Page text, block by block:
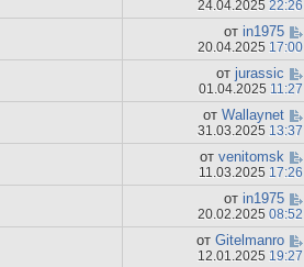
24.04.2025 22:26
от in1975
20.04.2025 17:00
от jurassic
01.04.2025 11:27
от Wallaynet
31.03.2025 13:37
от venitomsk
11.03.2025 17:26
от in1975
20.02.2025 08:52
от Gitelmanro
12.01.2025 19:27